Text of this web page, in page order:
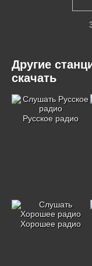
Другие
скачать
Русское радио
Хорошее радио